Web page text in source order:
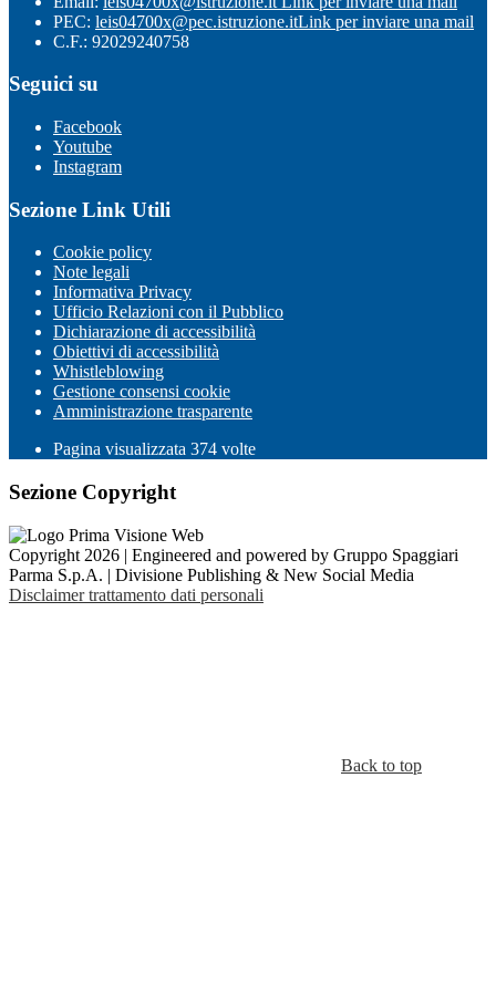
PEC: leis04700x@pec.istruzione.itLink per inviare una mail
C.F.: 92029240758
Seguici su
Facebook
Youtube
Instagram
Sezione Link Utili
Cookie policy
Note legali
Informativa Privacy
Ufficio Relazioni con il Pubblico
Dichiarazione di accessibilità
Obiettivi di accessibilità
Whistleblowing
Gestione consensi cookie
Amministrazione trasparente
Pagina visualizzata 374 volte
Sezione Copyright
Copyright 2026 | Engineered and powered by Gruppo Spaggiari
Parma S.p.A. | Divisione Publishing & New Social Media
Disclaimer trattamento dati personali
Back to top